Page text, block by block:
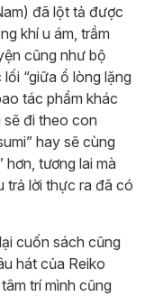
đã lột tả được
khí u ám, trầm
cũng như bộ
“giữa ổ lòng lặng
tác phẩm khác
sẽ đi theo con
hay sẽ cùng
hơn, tương lai mà
trả lời thực ra đã có
cuốn sách cũng
hát của Reiko
trí mình cũng